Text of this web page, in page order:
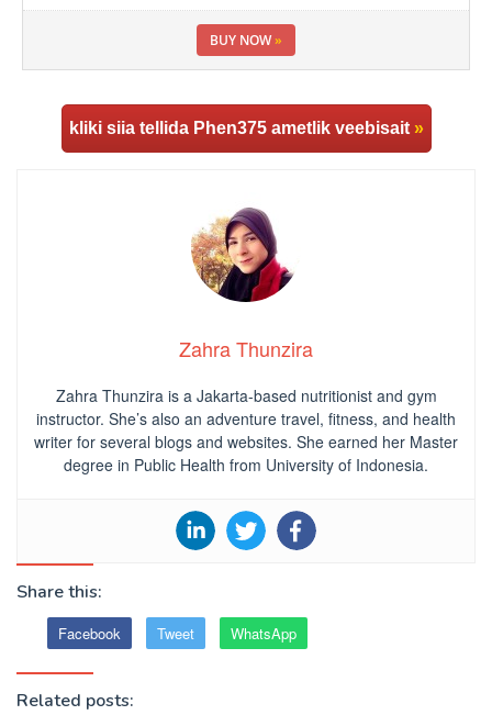
BUY NOW»
kliki siia tellida Phen375 ametlik veebisait »
Zahra Thunzira
Zahra Thunzira is a Jakarta-based nutritionist and gym
instructor. She’s also an adventure travel, fitness, and health
writer for several blogs and websites. She earned her Master
degree in Public Health from University of Indonesia.
Share this:
Facebook Tweet WhatsApp
Related posts: